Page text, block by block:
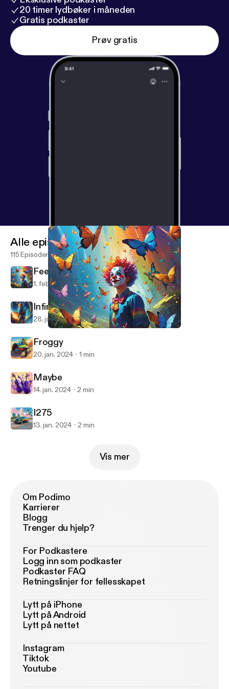
20 timer lydbøker i måneden
Gratis podkaster
Prøv gratis
Alle episoder
115 Episoder
Feeling Just Fine
1. feb. 2024 1 min
Infinite
28. jan. 2024 2 min
Froggy
20. jan. 2024 1 min
Maybe
14. jan. 2024 2 min
I275
13. jan. 2024 2 min
Vis mer
Om Podimo
Karrierer
Blogg
Trenger du hjelp?
For Podkastere
Logg inn som podkaster
Podkaster FAQ
Retningslinjer for fellesskapet
Lytt på iPhone
Lytt på Android
Lytt på nettet
Instagram
Tiktok
Youtube